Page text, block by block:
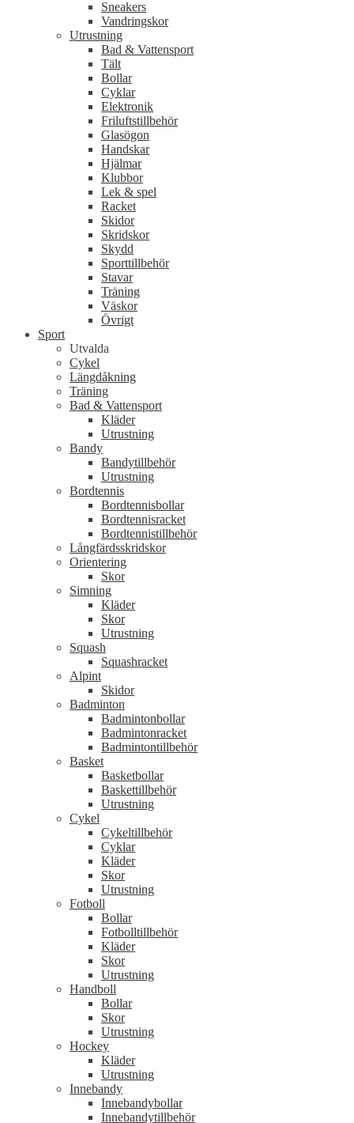
Sneakers
Vandringskor
Utrustning
Bad & Vattensport
Tält
Bollar
Cyklar
Elektronik
Friluftstillbehör
Glasögon
Handskar
Hjälmar
Klubbor
Lek & spel
Racket
Skidor
Skridskor
Skydd
Sporttillbehör
Stavar
Träning
Väskor
Övrigt
Sport
Utvalda
Cykel
Längdåkning
Träning
Bad & Vattensport
Kläder
Utrustning
Bandy
Bandytillbehör
Utrustning
Bordtennis
Bordtennisbollar
Bordtennisracket
Bordtennistillbehör
Långfärdsskridskor
Orientering
Skor
Simning
Kläder
Skor
Utrustning
Squash
Squashracket
Alpint
Skidor
Badminton
Badmintonbollar
Badmintonracket
Badmintontillbehör
Basket
Basketbollar
Baskettillbehör
Utrustning
Cykel
Cykeltillbehör
Cyklar
Kläder
Skor
Utrustning
Fotboll
Bollar
Fotbolltillbehör
Kläder
Skor
Utrustning
Handboll
Bollar
Skor
Utrustning
Hockey
Kläder
Utrustning
Innebandy
Innebandybollar
Innebandytillbehör